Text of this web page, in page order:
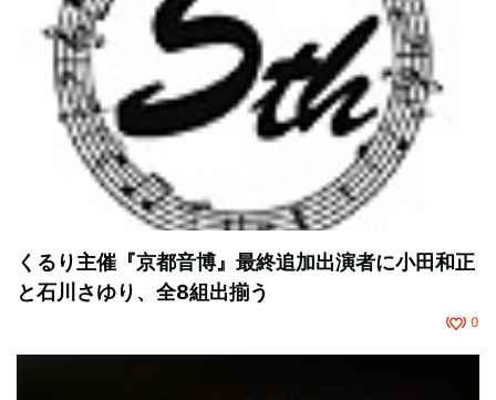
くるり主催『京都音博』最終追加出演者に小田和正
と石川さゆり、全8組出揃う
0